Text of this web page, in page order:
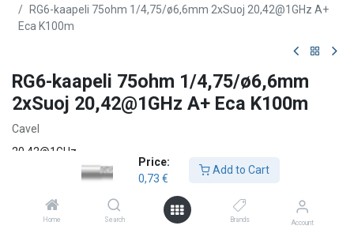
Price:
0,73 €
Add to Cart
Home Search Brands Account
RG6-kaapeli 75ohm 1/4,75/ø6,6mm 2xSuoj 20,42@1GHz A+
Eca K100m
RG6-kaapeli 75ohm 1/4,75/ø6,6mm
2xSuoj 20,42@1GHz A+ Eca K100m
Cavel
20,42@1GHz